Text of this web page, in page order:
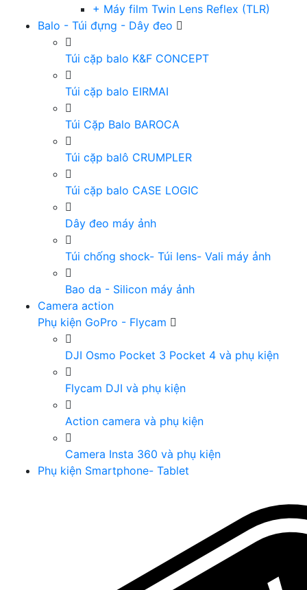
+ Máy film Twin Lens Reflex (TLR)
Balo - Túi đựng - Dây đeo
Túi cặp balo K&F CONCEPT
Túi cặp balo EIRMAI
Túi Cặp Balo BAROCA
Túi cặp balô CRUMPLER
Túi cặp balo CASE LOGIC
Dây đeo máy ảnh
Túi chống shock- Túi lens- Vali máy ảnh
Bao da - Silicon máy ảnh
Camera action
Phụ kiện GoPro - Flycam
DJI Osmo Pocket 3 Pocket 4 và phụ kiện
Flycam DJI và phụ kiện
Action camera và phụ kiện
Camera Insta 360 và phụ kiện
Phụ kiện Smartphone- Tablet